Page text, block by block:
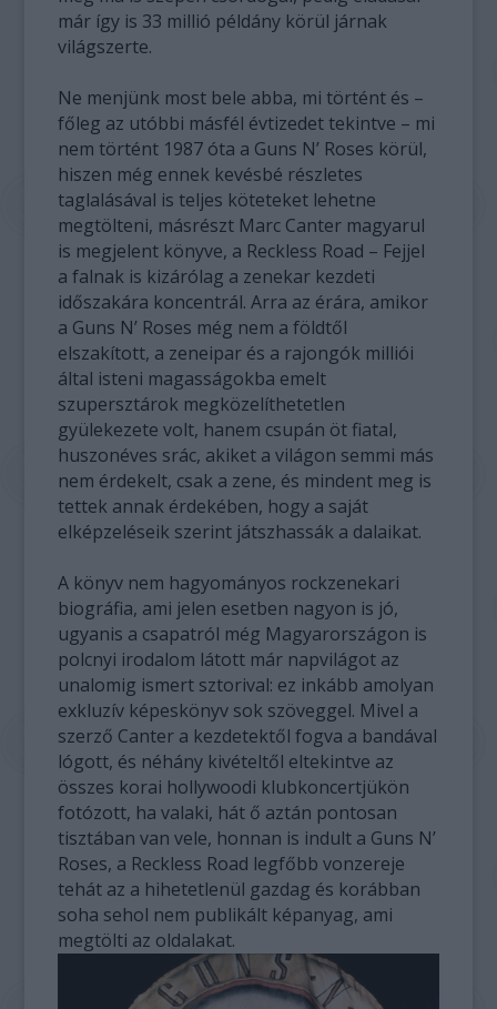
már így is 33 millió példány körül járnak
világszerte.
Ne menjünk most bele abba, mi történt és –
főleg az utóbbi másfél évtizedet tekintve – mi
nem történt 1987 óta a Guns N’ Roses körül,
hiszen még ennek kevésbé részletes
taglalásával is teljes köteteket lehetne
megtölteni, másrészt Marc Canter magyarul
is megjelent könyve, a Reckless Road – Fejjel
a falnak is kizárólag a zenekar kezdeti
időszakára koncentrál. Arra az érára, amikor
a Guns N’ Roses még nem a földtől
elszakított, a zeneipar és a rajongók milliói
által isteni magasságokba emelt
szupersztárok megközelíthetetlen
gyülekezete volt, hanem csupán öt fiatal,
huszonéves srác, akiket a világon semmi más
nem érdekelt, csak a zene, és mindent meg is
tettek annak érdekében, hogy a saját
elképzeléseik szerint játszhassák a dalaikat.
A könyv nem hagyományos rockzenekari
biográfia, ami jelen esetben nagyon is jó,
ugyanis a csapatról még Magyarországon is
polcnyi irodalom látott már napvilágot az
unalomig ismert sztorival: ez inkább amolyan
exkluzív képeskönyv sok szöveggel. Mivel a
szerző Canter a kezdetektől fogva a bandával
lógott, és néhány kivételtől eltekintve az
összes korai hollywoodi klubkoncertjükön
fotózott, ha valaki, hát ő aztán pontosan
tisztában van vele, honnan is indult a Guns N’
Roses, a Reckless Road legfőbb vonzereje
tehát az a hihetetlenül gazdag és korábban
soha sehol nem publikált képanyag, ami
megtölti az oldalakat.